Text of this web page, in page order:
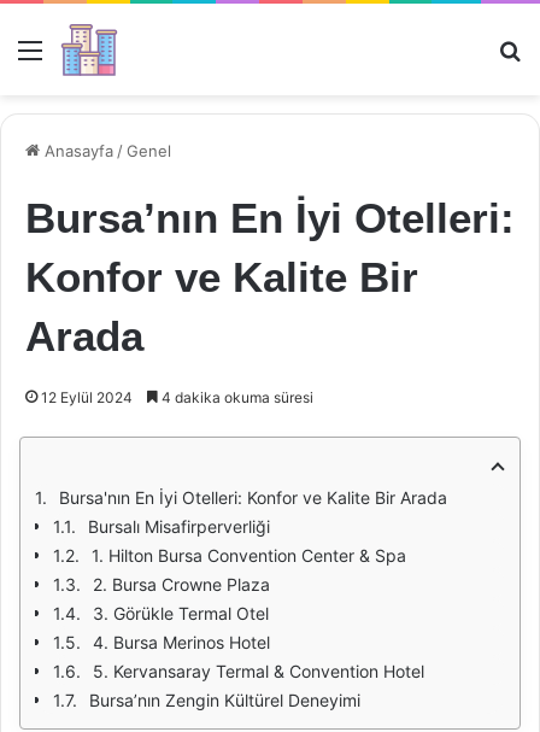
Menü
Anasayfa /Genel
Bursa’nın En İyi Otelleri:
Konfor ve Kalite Bir
Arada
12 Eylül 2024 4 dakika okuma süresi
Bursa'nın En İyi Otelleri: Konfor ve Kalite Bir Arada
Bursalı Misafirperverliği
1. Hilton Bursa Convention Center & Spa
2. Bursa Crowne Plaza
3. Görükle Termal Otel
4. Bursa Merinos Hotel
5. Kervansaray Termal & Convention Hotel
Bursa’nın Zengin Kültürel Deneyimi